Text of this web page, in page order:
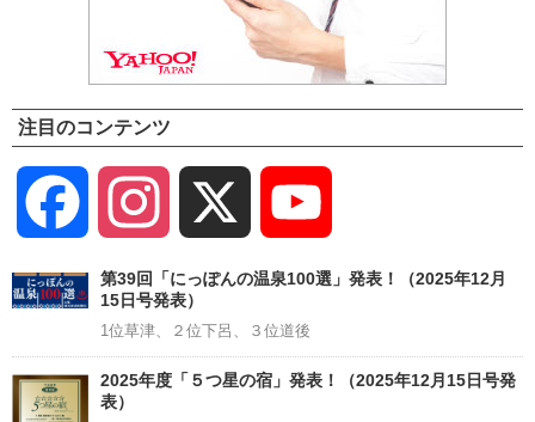
注目のコンテンツ
Facebook Instagram
Channel
第39回「にっぽんの温泉100選」発表！（2025年12月
15日号発表）
1位草津、２位下呂、３位道後
2025年度「５つ星の宿」発表！（2025年12月15日号発
表）